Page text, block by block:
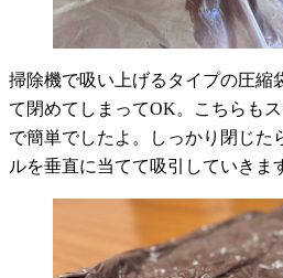
掃除機で吸い上げるタイプの圧縮
て閉めてしまってOK。こちらも
で簡単でしたよ。しっかり閉じた
ルを垂直に当てて吸引していきま